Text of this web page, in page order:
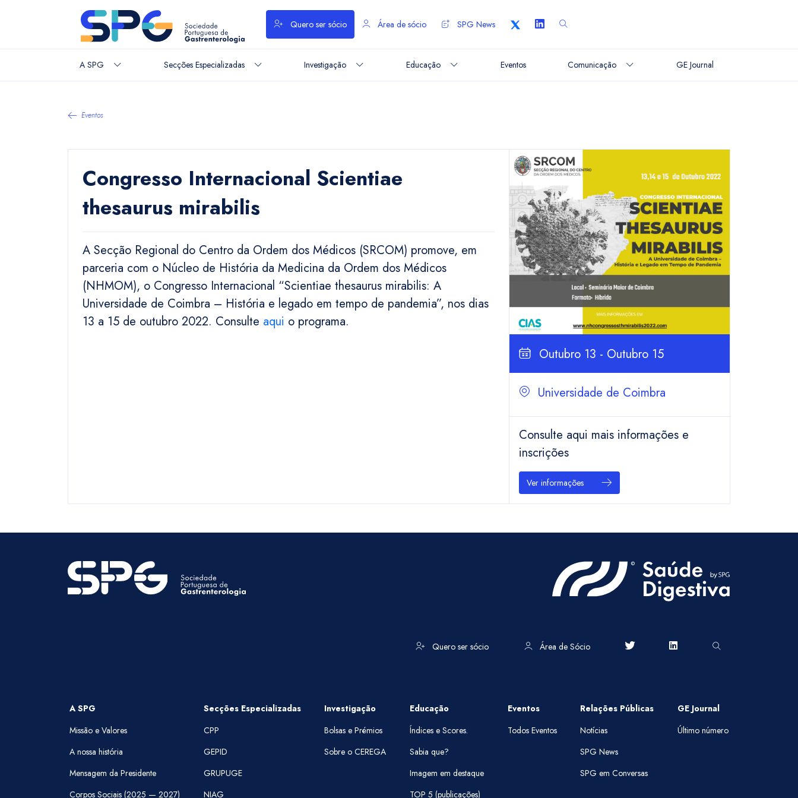
Quero ser sócio Área de sócio SPG News
A SPG Secções Especializadas Investigação Educação Eventos Comunicação GE Journal
Eventos
Congresso Internacional Scientiae
thesaurus mirabilis
A Secção Regional do Centro da Ordem dos Médicos (SRCOM) promove, em
parceria com o Núcleo de História da Medicina da Ordem dos Médicos
(NHMOM), o Congresso Internacional “Scientiae thesaurus mirabilis: A
Universidade de Coimbra – História e legado em tempo de pandemia”, nos dias
13 a 15 de outubro 2022. Consulte aqui o programa.
Outubro 13 - Outubro 15
Universidade de Coimbra
Consulte aqui mais informações e
inscrições
Ver informações
Quero ser sócio Área de Sócio
A SPG
Missão e Valores
A nossa história
Mensagem da Presidente
Corpos Sociais (2025 — 2027)
Secções Especializadas
CPP
GEPID
GRUPUGE
NIAG
Investigação
Bolsas e Prémios
Sobre o CEREGA
Educação
Índices e Scores.
Sabia que?
Imagem em destaque
TOP 5 (publicações)
Eventos
Todos Eventos
Relações Públicas
Notícias
SPG News
SPG em Conversas
GE Journal
Último número